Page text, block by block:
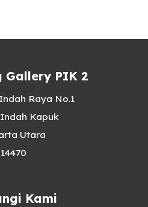
Gallery PIK 2
Raya No.1
Kapuk
Utara
14470
Kami